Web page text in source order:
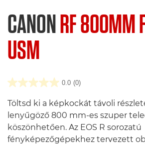
CANONRF 800MM
USM
0.0 (0)
Töltsd ki a képkockát távoli
lenyűgöző 800 mm-es szuper
köszönhetően. Az EOS R sorozatú
fényképezőgépekhez tervezett